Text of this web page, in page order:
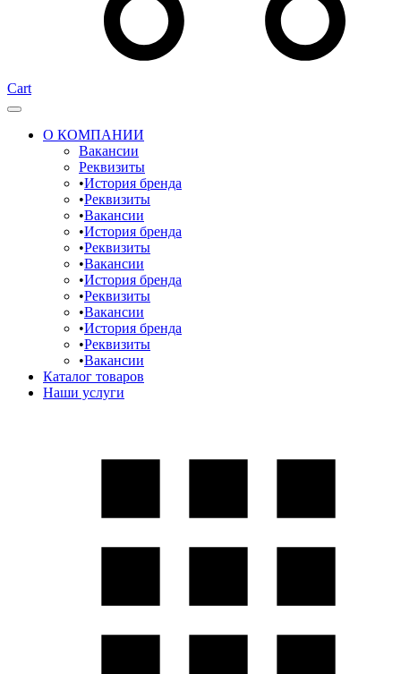
Cart
О КОМПАНИИ
Вакансии
Реквизиты
История бренда
Реквизиты
Вакансии
История бренда
Реквизиты
Вакансии
История бренда
Реквизиты
Вакансии
История бренда
Реквизиты
Вакансии
Каталог товаров
Наши услуги